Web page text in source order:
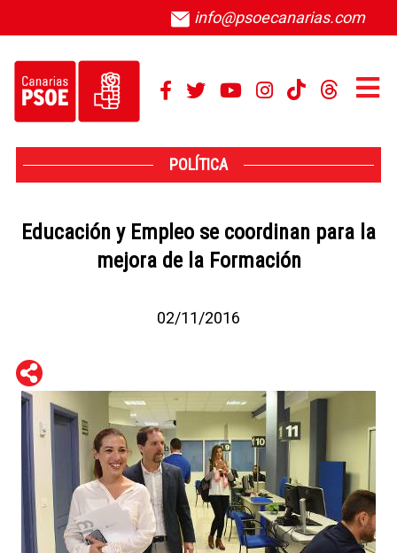
info@psoecanarias.com
POLÍTICA
Educación y Empleo se coordinan para la
mejora de la Formación
02/11/2016
Telegram
Facebook
Twitter